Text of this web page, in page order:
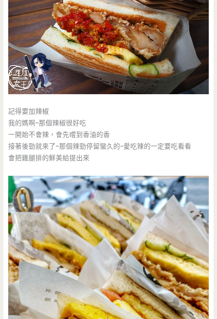
記得要加辣椒
我的媽啊~那個辣椒很好吃
一開始不會辣，會先嚐到香油的香
接著後勁就來了~那個辣勁停留蠻久的~愛吃辣的一定要吃看看
會把雞腿排的鮮美給提出來